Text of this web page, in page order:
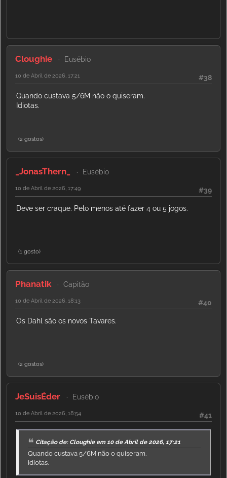
Cloughie Eusébio
#38
10 de Abril de 2026, 17:21
Quando custava 5/6M não o quiseram.
Idiotas.
(2 gostos)
_JonasThern_ Eusébio
#39
10 de Abril de 2026, 17:49
Deve ser craque. Pelo menos até fazer 4 ou 5 jogos.
(1 gosto)
Phanatik Capitão
#40
10 de Abril de 2026, 18:13
Os Dahl são os novos Tavares.
(2 gostos)
JeSuisÉder Eusébio
#41
10 de Abril de 2026, 18:54
Citação de: Cloughie em 10 de Abril de 2026, 17:21
Quando custava 5/6M não o quiseram.
Idiotas.